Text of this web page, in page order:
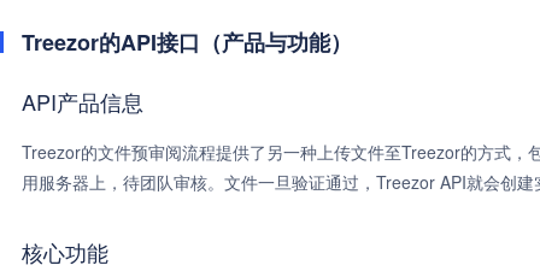
Treezor的API接口（产品与功能）
API产品信息
Treezor的文件预审阅流程提供了另一种上传文件至Treezor的方式
用服务器上，待团队审核。文件一旦验证通过，Treezor API就会创
核心功能